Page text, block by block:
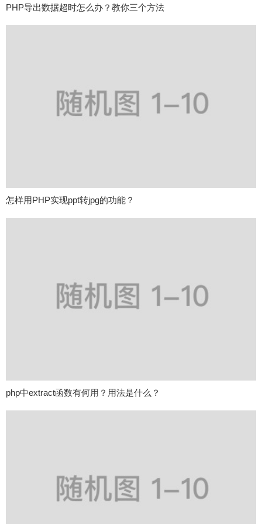
PHP导出数据超时怎么办？教你三个方法
怎样用PHP实现ppt转jpg的功能？
php中extract函数有何用？用法是什么？